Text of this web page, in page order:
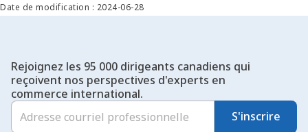
Date de modification : 2024-06-28
Rejoignez les 95 000 dirigeants canadiens qui
reçoivent nos perspectives d'experts en
commerce international.
S'inscrire